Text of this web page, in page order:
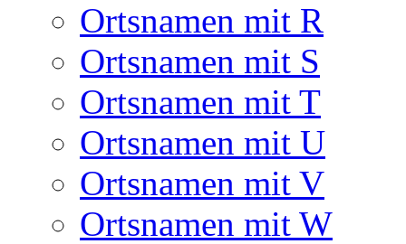
Ortsnamen mit R
Ortsnamen mit S
Ortsnamen mit T
Ortsnamen mit U
Ortsnamen mit V
Ortsnamen mit W